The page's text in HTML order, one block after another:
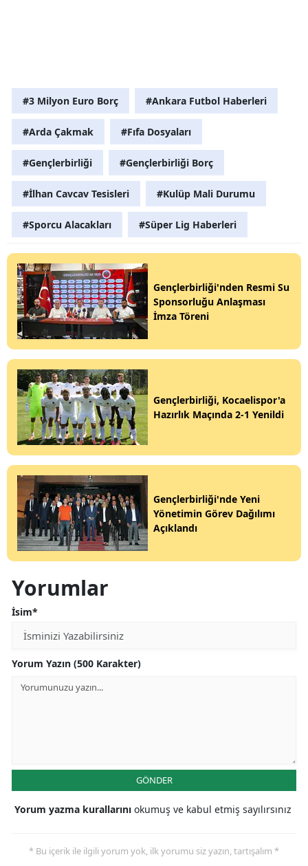
#3 Milyon Euro Borç #Ankara Futbol Haberleri
#Arda Çakmak #Fıfa Dosyaları
#Gençlerbirliği #Gençlerbirliği Borç
#İlhan Cavcav Tesisleri #Kulüp Mali Durumu
#Sporcu Alacakları #Süper Lig Haberleri
Gençlerbirliği'nden Resmi Su
Sponsorluğu Anlaşması
İmza Töreni
Gençlerbirliği, Kocaelispor'a
Hazırlık Maçında 2-1 Yenildi
Gençlerbirliği'nde Yeni
Yönetimin Görev Dağılımı
Açıklandı
Yorumlar
İsim*
Yorum Yazın (500 Karakter)
GÖNDER
Yorum yazma kurallarını okumuş ve kabul etmiş sayılırsınız
* Bu içerik ile ilgili yorum yok, ilk yorumu siz yazın, tartışalım *